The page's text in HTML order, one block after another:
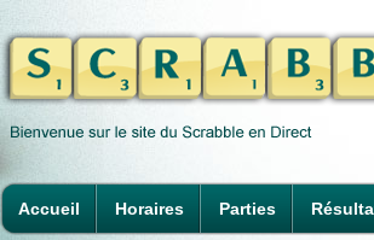
Accueil Horaires Parties